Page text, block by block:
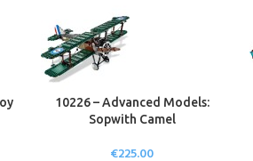
10226 – Advanced Models:
Sopwith Camel
€225.00